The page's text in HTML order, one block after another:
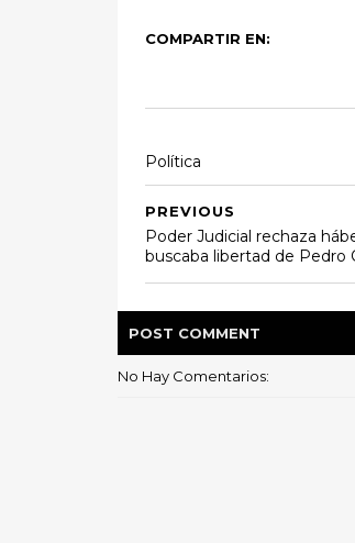
COMPARTIR EN:
Política
PREVIOUS
Poder Judicial rechaza
buscaba libertad de Pedro
POST COMMENT
No Hay Comentarios: